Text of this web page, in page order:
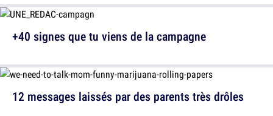
12 messages laissés par des parents très drôles
+40 signes que tu viens de la campagne